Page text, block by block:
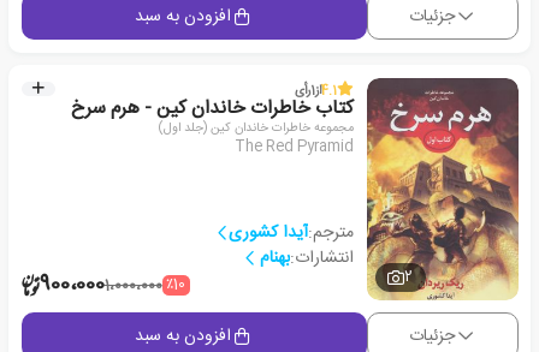
جزئیات افزودن به سبد
2
4.1از1رأی
کتاب خاطرات خاندان کین - هرم سرخ
مجموعه خاطرات خاندان کین (جلد اول)
The Red Pyramid
مترجم:آیدا کشوری
انتشارات:بهنام
٪101،000،000900،000
جزئیات افزودن به سبد